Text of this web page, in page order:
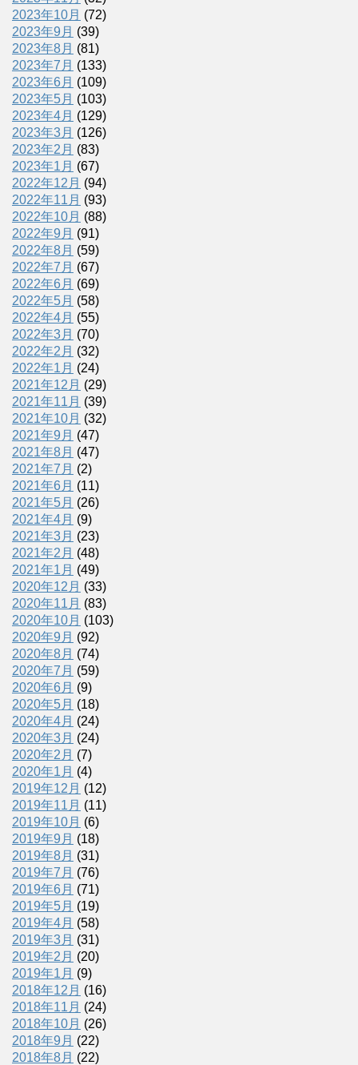
2023年10月 (72)
2023年9月 (39)
2023年8月 (81)
2023年7月 (133)
2023年6月 (109)
2023年5月 (103)
2023年4月 (129)
2023年3月 (126)
2023年2月 (83)
2023年1月 (67)
2022年12月 (94)
2022年11月 (93)
2022年10月 (88)
2022年9月 (91)
2022年8月 (59)
2022年7月 (67)
2022年6月 (69)
2022年5月 (58)
2022年4月 (55)
2022年3月 (70)
2022年2月 (32)
2022年1月 (24)
2021年12月 (29)
2021年11月 (39)
2021年10月 (32)
2021年9月 (47)
2021年8月 (47)
2021年7月 (2)
2021年6月 (11)
2021年5月 (26)
2021年4月 (9)
2021年3月 (23)
2021年2月 (48)
2021年1月 (49)
2020年12月 (33)
2020年11月 (83)
2020年10月 (103)
2020年9月 (92)
2020年8月 (74)
2020年7月 (59)
2020年6月 (9)
2020年5月 (18)
2020年4月 (24)
2020年3月 (24)
2020年2月 (7)
2020年1月 (4)
2019年12月 (12)
2019年11月 (11)
2019年10月 (6)
2019年9月 (18)
2019年8月 (31)
2019年7月 (76)
2019年6月 (71)
2019年5月 (19)
2019年4月 (58)
2019年3月 (31)
2019年2月 (20)
2019年1月 (9)
2018年12月 (16)
2018年11月 (24)
2018年10月 (26)
2018年9月 (22)
2018年8月 (22)